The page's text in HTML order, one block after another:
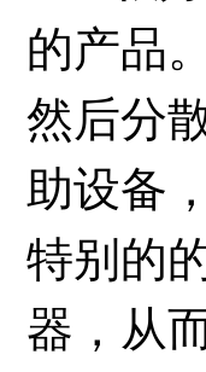
的产品
然后分
助设备
特别的
器，从